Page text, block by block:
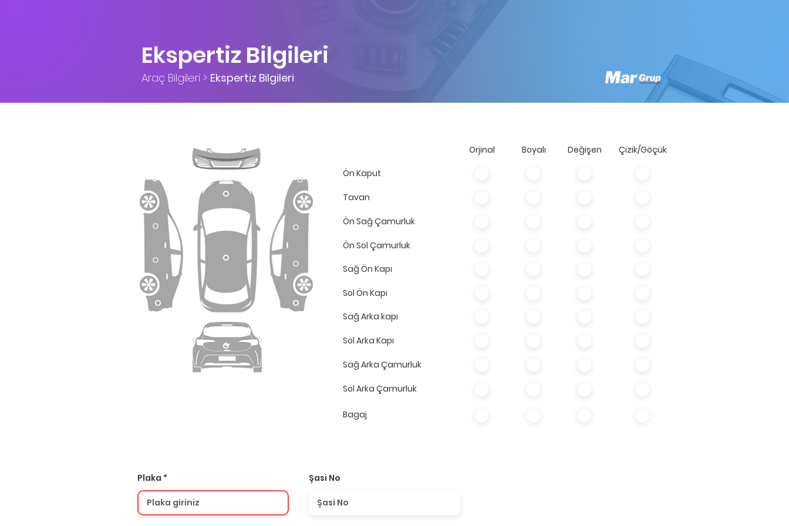
Ekspertiz Bilgileri
Araç Bilgileri > Ekspertiz Bilgileri
O
O O
O O
O O
O O
O
O
Orjinal
Ön Kaput
Tavan
Ön Sağ Çamurluk
Ön Sol Çamurluk
Sağ Ön Kapı
Sol Ön Kapı
Sağ Arka kapı
Sol Arka Kapı
Sağ Arka Çamurluk
Sol Arka Çamurluk
Bagaj
Boyalı Değişen Çizik/Göçük
Plaka Şasi No